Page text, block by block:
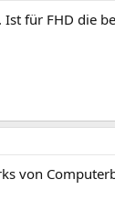
für FHD die
von